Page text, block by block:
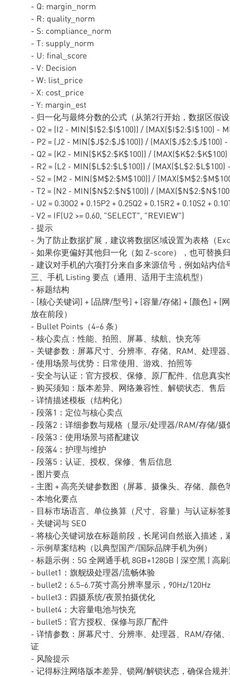
- Q: margin_norm
- R: quality_norm
- S: compliance_norm
- T: supply_norm
- U: final_score
- V: Decision
- W: list_price
- X: cost_price
- Y: margin_est
- 归一化与最终分数的公式（从第2行开始，数据区假
- O2 = (I2 - MIN($I$2:$I$100)) / (MAX($I$2:$I$100) -
- P2 = (J2 - MIN($J$2:$J$100)) / (MAX($J$2:$J$100)
- Q2 = (K2 - MIN($K$2:$K$100)) /
- R2 = (L2 - MIN($L$2:$L$100)) /
- S2 = (M2 - MIN($M$2:$M$100)) /
- T2 = (N2 - MIN($N$2:$N$100)) /
- U2 = 0.30O2 + 0.15P2 + 0.25Q2 + 0.15R2 + 0.10S2 +
- V2 = IF(U2 >= 0.60, "SELECT", "REVIEW")
- 提示
- 为了防止数据扩展，建议将数据区域设置为表格（
- 如果你更偏好其他归一化（如 Z-score），也可替换
- 建议对手机的六项打分来自多来源信号，例如站内
三、手机 Listing 要点（通用、适用于主流机型）
- 标题结构
- [核心关键词] + [品牌/型号] + [容量/存储] + [颜色] + [
放在前段）
- Bullet Points（4–6 条）
- 核心卖点：性能、拍照、屏幕、续航、快充等
- 关键参数：屏幕尺寸、分辨率、存储、RAM、处理器
- 使用场景与优势：日常使用、游戏、拍照等
- 安全与认证：官方授权、保修、原厂配件、信息真实
- 购买须知：版本差异、网络兼容性、解锁状态、售后
- 详情描述模板（结构化）
- 段落1：定位与核心卖点
- 段落2：详细参数与规格（显示/处理器/RAM/存储/
- 段落3：使用场景与搭配建议
- 段落4：护理与维护
- 段落5：认证、授权、保修、售后信息
- 图片要点
- 主图 + 高亮关键参数图（屏幕、摄像头、存储、颜色
- 本地化要点
- 目标市场语言、单位换算（尺寸、容量）与认证标签
- 关键词与 SEO
- 将核心关键词放在标题前段，长尾词自然嵌入描述，
- 示例草案结构（以典型国产/国际品牌手机为例）
- 标题示例：5G 全网通手机 8GB+128GB | 深空黑 | 高
- bullet1：旗舰级处理器/流畅体验
- bullet2：6.5–6.7英寸高分辨率显示，90Hz/120Hz
- bullet3：四摄系统/夜景拍摄优化
- bullet4：大容量电池与快充
- bullet5：官方授权、保修与原厂配件
- 详情参数：屏幕尺寸、分辨率、处理器、RAM/存储
证
- 风险提示
- 记得标注网络版本差异、锁网/解锁状态，确保合规